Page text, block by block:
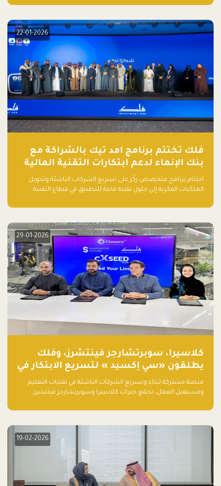
الذكاء الاصطناعي: خارطة الطريق للمستثمرين ورواد الأعمال في
22-01-2026
فلك تختتم برنامج امد تيك بالشراكة مع
بنك الإنماء لدعم ابتكارات التقنية المالية
اختتام برنامج متخصص ركّز على تسريع الشركات الناشئة وتحويل
الملكيات الفكرية إلى حلول تقنية قابلة للتطبيق في قطاع التقنية
29-01-2026
كلاسيرا، سوبرتشارجر فينتشرز، وفلك
يطلقون «سي إكسيد » لتسريع الابتكار في
تقنيات التعليم ومستقبل العمل
منصة مشتركة لبناء وتسريع الشركات الناشئة في تقنيات التعليم
ومستقبل العمل، تجمع خبرات كلاسيرا وسوبرتشارجر فينتشرز
العالمية.
19-02-2026